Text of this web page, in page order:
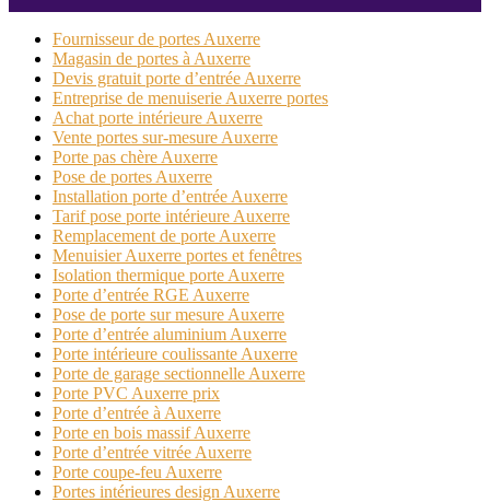
Fournisseur de portes Auxerre
Magasin de portes à Auxerre
Devis gratuit porte d’entrée Auxerre
Entreprise de menuiserie Auxerre portes
Achat porte intérieure Auxerre
Vente portes sur-mesure Auxerre
Porte pas chère Auxerre
Pose de portes Auxerre
Installation porte d’entrée Auxerre
Tarif pose porte intérieure Auxerre
Remplacement de porte Auxerre
Menuisier Auxerre portes et fenêtres
Isolation thermique porte Auxerre
Porte d’entrée RGE Auxerre
Pose de porte sur mesure Auxerre
Porte d’entrée aluminium Auxerre
Porte intérieure coulissante Auxerre
Porte de garage sectionnelle Auxerre
Porte PVC Auxerre prix
Porte d’entrée à Auxerre
Porte en bois massif Auxerre
Porte d’entrée vitrée Auxerre
Porte coupe-feu Auxerre
Portes intérieures design Auxerre